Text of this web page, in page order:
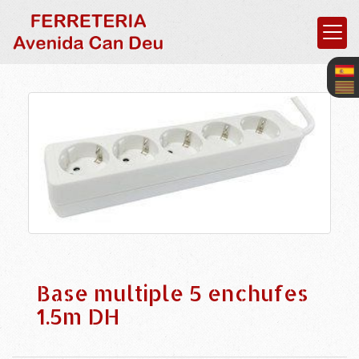
Base multiple 5 enchufes
1.5m DH